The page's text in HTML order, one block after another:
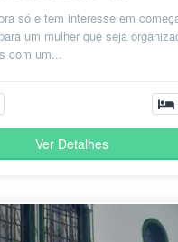
só e tem interesse em
um mulher que seja
com um...
Ver Detalhes